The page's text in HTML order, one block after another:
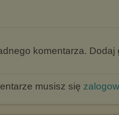
komentarza. Dodaj
musisz się